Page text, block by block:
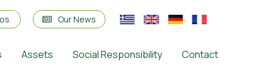
Our News
Assets Social Responsibility Contact